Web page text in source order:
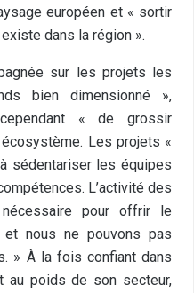
européen et « sortir
dans la région ».
sur les projets les
bien dimensionné »,
« de grossir
Les projets «
sédentariser les équipes
L’activité des
pour offrir le
nous ne pouvons pas
» À la fois confiant dans
au poids de son secteur,